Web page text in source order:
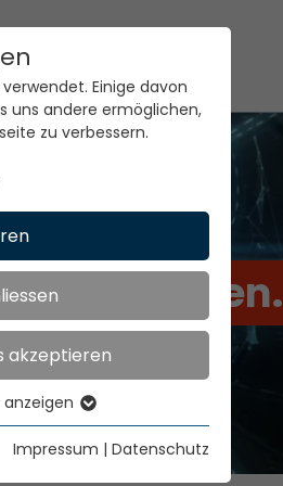
Einige davon
uns andere ermöglichen,
zu verbessern.
akzeptieren
Funktionen der
dass die
Impressum | Datenschutz